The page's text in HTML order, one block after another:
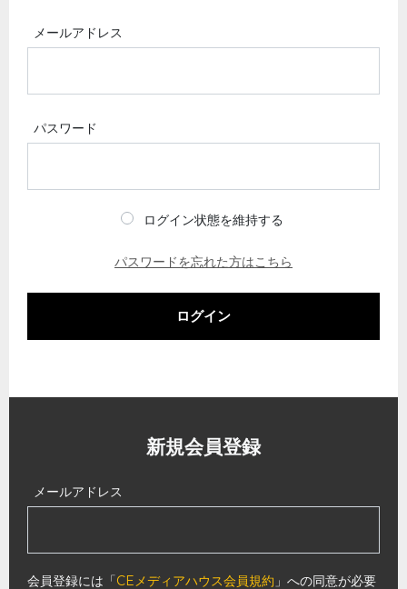
メールアドレス
パスワード
ログイン状態を維持する
パスワードを忘れた方はこちら
ログイン
新規会員登録
メールアドレス
会員登録には「CEメディアハウス会員規約 」への同意が必要